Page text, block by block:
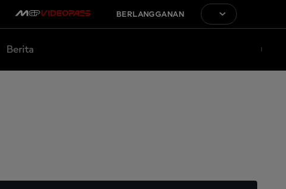
BERLANGGANAN
Berita